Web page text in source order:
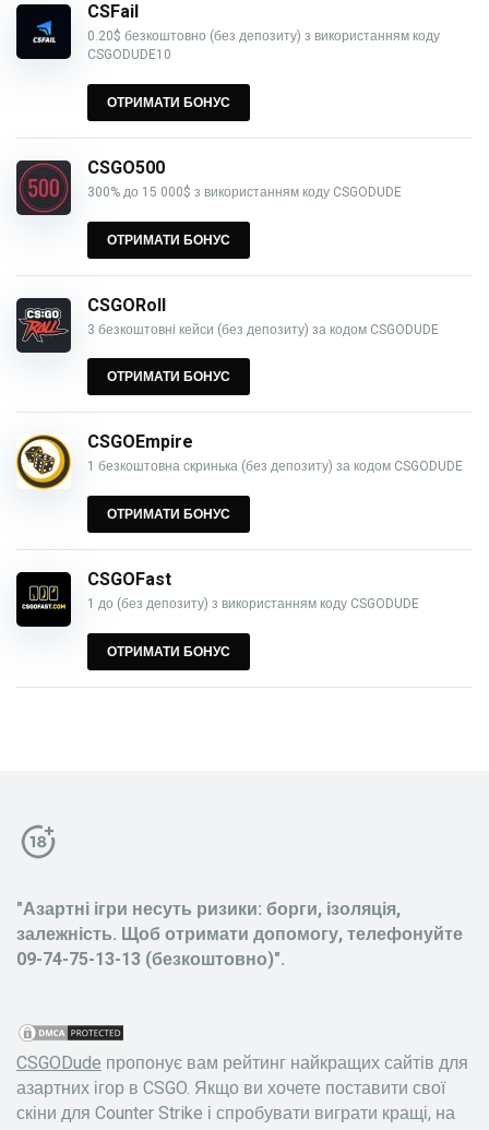
CSFail
0.20$ безкоштовно (без депозиту) з використанням коду
CSGODUDE10
ОТРИМАТИ БОНУС
CSGO500
300% до 15 000$ з використанням коду CSGODUDE
ОТРИМАТИ БОНУС
CSGORoll
3 безкоштовні кейси (без депозиту) за кодом CSGODUDE
ОТРИМАТИ БОНУС
CSGOEmpire
1 безкоштовна скринька (без депозиту) за кодом CSGODUDE
ОТРИМАТИ БОНУС
CSGOFast
1 до (без депозиту) з використанням коду CSGODUDE
ОТРИМАТИ БОНУС
"Азартні ігри несуть ризики: борги, ізоляція,
залежність. Щоб отримати допомогу, телефонуйте
09-74-75-13-13 (безкоштовно)".
CSGODude пропонує вам рейтинг найкращих сайтів для
азартних ігор в CSGO. Якщо ви хочете поставити свої
скіни для Counter Strike і спробувати виграти кращі, на